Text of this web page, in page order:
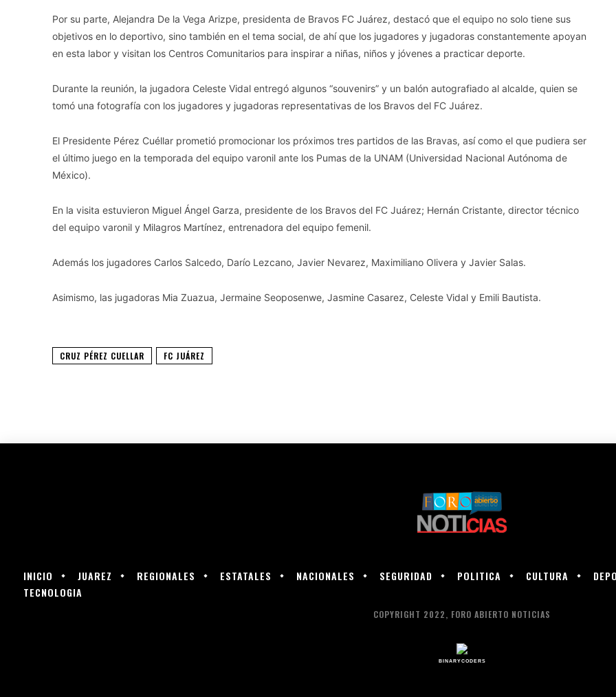
Por su parte, Alejandra De la Vega Arizpe, presidenta de Bravos FC Juárez, destacó que el equipo no solo tiene sus
objetivos en lo deportivo, sino también en el tema social, de ahí que los jugadores y jugadoras constantemente apoyan
en esta labor y visitan los Centros Comunitarios para inspirar a niñas, niños y jóvenes a practicar deporte.
Durante la reunión, la jugadora Celeste Vidal entregó algunos “souvenirs” y un balón autografiado al alcalde, quien se
tomó una fotografía con los jugadores y jugadoras representativas de los Bravos del FC Juárez.
El Presidente Pérez Cuéllar prometió promocionar los próximos tres partidos de las Bravas, así como el que pudiera ser
el último juego en la temporada del equipo varonil ante los Pumas de la UNAM (Universidad Nacional Autónoma de
México).
En la visita estuvieron Miguel Ángel Garza, presidente de los Bravos del FC Juárez; Hernán Cristante, director técnico
del equipo varonil y Milagros Martínez, entrenadora del equipo femenil.
Además los jugadores Carlos Salcedo, Darío Lezcano, Javier Nevarez, Maximiliano Olivera y Javier Salas.
Asimismo, las jugadoras Mia Zuazua, Jermaine Seoposenwe, Jasmine Casarez, Celeste Vidal y Emili Bautista.
CRUZ PÉREZ CUELLAR FC JUÁREZ
INICIO JUAREZ REGIONALES ESTATALES NACIONALES SEGURIDAD POLITICA CULTURA
TECNOLOGIA
COPYRIGHT 2022, FORO ABIERTO NOTICIAS
BINARYCODERS